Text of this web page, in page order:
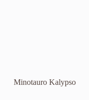
Minotauro Kalypso